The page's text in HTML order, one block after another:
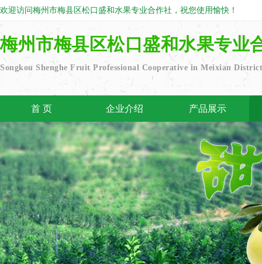
欢迎访问梅州市梅县区松口盛和水果专业合作社，祝您使用愉快！
梅州市梅县区松口盛和水果专业
Songkou Shenghe Fruit Professional Cooperative in Meixian
首 页 企业介绍 产品展示